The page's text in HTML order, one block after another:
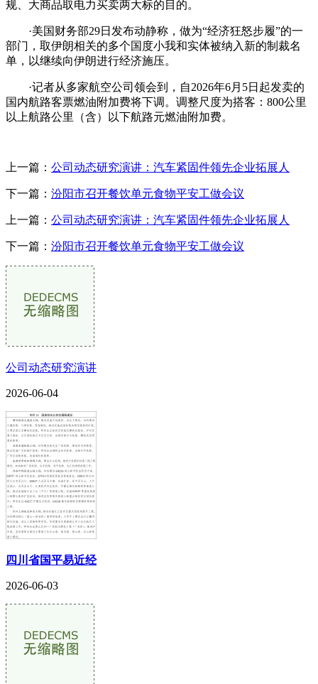
规、大商品取电力买卖两大标的目的。
·美国财务部29日发布动静称，做为“经济狂怒步履”的一
部门，取伊朗相关的多个国度小我和实体被纳入新的制裁名
单，以继续向伊朗进行经济施压。
·记者从多家航空公司领会到，自2026年6月5日起发卖的
国内航路客票燃油附加费将下调。调整尺度为搭客：800公里
以上航路公里（含）以下航路元燃油附加费。
上一篇： 公司动态研究演讲：汽车紧固件领先企业拓展人
下一篇： 汾阳市召开餐饮单元食物平安工做会议
上一篇： 公司动态研究演讲：汽车紧固件领先企业拓展人
下一篇： 汾阳市召开餐饮单元食物平安工做会议
公司动态研究演讲
2026-06-04
四川省国平易近经
2026-06-03